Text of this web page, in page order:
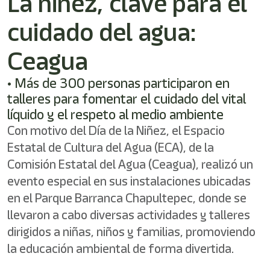
activates
screen
help
you
navigate
and
interact
with
the
content.
cuidado del agua:
Ceagua
• Más de 300 personas participaron en
talleres para fomentar el cuidado del vital
líquido y el respeto al medio ambiente
Con motivo del Día de la Niñez, el Espacio
Estatal de Cultura del Agua (ECA), de la
Comisión Estatal del Agua (Ceagua), realizó un
evento especial en sus instalaciones ubicadas
en el Parque Barranca Chapultepec, donde se
llevaron a cabo diversas actividades y talleres
dirigidos a niñas, niños y familias, promoviendo
la educación ambiental de forma divertida.